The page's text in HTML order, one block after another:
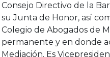
Consejo Directivo de la
su Junta de Honor, así
Colegio de Abogados de
permanente y en donde
Mediación. Es